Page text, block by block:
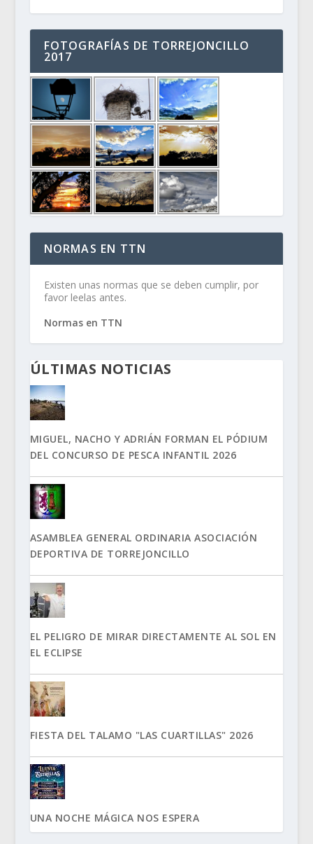
FOTOGRAFÍAS DE TORREJONCILLO
2017
NORMAS EN TTN
Existen unas normas que se deben cumplir, por
favor leelas antes.
Normas en TTN
ÚLTIMAS NOTICIAS
MIGUEL, NACHO Y ADRIÁN FORMAN EL PÓDIUM
DEL CONCURSO DE PESCA INFANTIL 2026
ASAMBLEA GENERAL ORDINARIA ASOCIACIÓN
DEPORTIVA DE TORREJONCILLO
EL PELIGRO DE MIRAR DIRECTAMENTE AL SOL EN
EL ECLIPSE
FIESTA DEL TALAMO "LAS CUARTILLAS" 2026
UNA NOCHE MÁGICA NOS ESPERA